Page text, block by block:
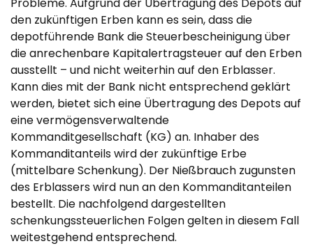
den zukünftigen Erben kann es sein, dass die
depotführende Bank die Steuerbescheinigung über
die anrechenbare Kapitalertragsteuer auf den Erben
ausstellt – und nicht weiterhin auf den Erblasser.
Kann dies mit der Bank nicht entsprechend geklärt
werden, bietet sich eine Übertragung des Depots auf
eine vermögensverwaltende
Kommanditgesellschaft (KG) an. Inhaber des
Kommanditanteils wird der zukünftige Erbe
(mittelbare Schenkung). Der Nießbrauch zugunsten
des Erblassers wird nun an den Kommanditanteilen
bestellt. Die nachfolgend dargestellten
schenkungssteuerlichen Folgen gelten in diesem Fall
weitestgehend entsprechend.